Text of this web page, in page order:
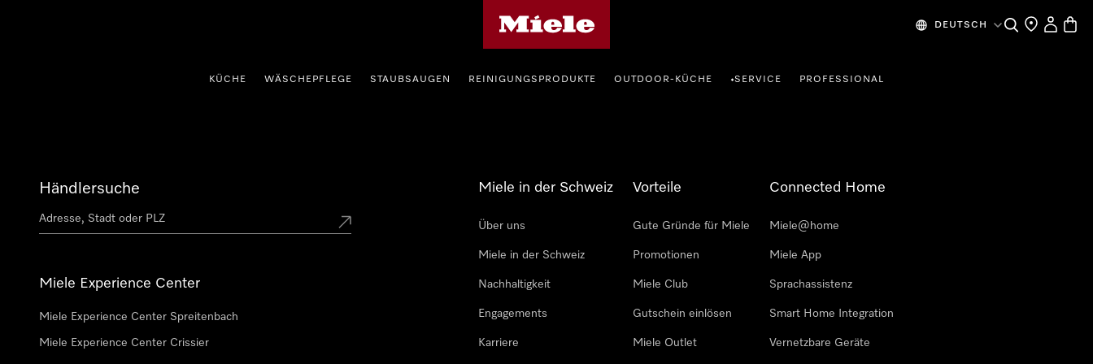
DEUTSCH SucheHändlersuche
Mein
KÜCHE WÄSCHEPFLEGE STAUBSAUGEN REINIGUNGSPRODUKTE OUTDOOR-KÜCHE •SERVICE PROFESSIONAL
Händlersuche
Miele Experience Center
Miele Experience Center Spreitenbach
Miele Experience Center Crissier
Miele in der Schweiz
Über uns
Miele in der Schweiz
Nachhaltigkeit
Engagements
Karriere
Vorteile
Gute Gründe für Miele
Promotionen
Miele Club
Gutschein einlösen
Miele Outlet
Connected Home
Miele@home
Miele App
Sprachassistenz
Smart Home Integration
Vernetzbare Geräte